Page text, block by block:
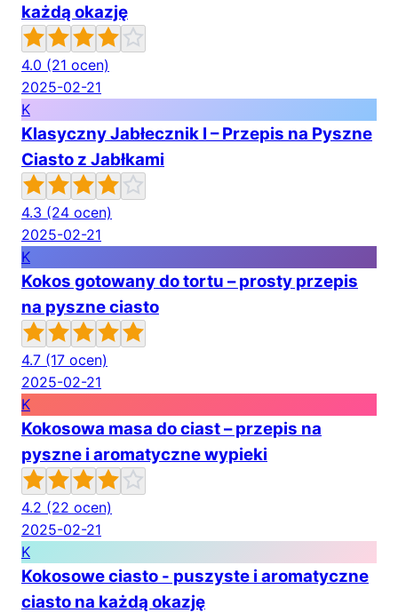
każdą okazję
4.0 (21 ocen)
2025-02-21
K
Klasyczny Jabłecznik I – Przepis na Pyszne
Ciasto z Jabłkami
4.3 (24 ocen)
2025-02-21
K
Kokos gotowany do tortu – prosty przepis
na pyszne ciasto
4.7 (17 ocen)
2025-02-21
K
Kokosowa masa do ciast – przepis na
pyszne i aromatyczne wypieki
4.2 (22 ocen)
2025-02-21
K
Kokosowe ciasto - puszyste i aromatyczne
ciasto na każdą okazję